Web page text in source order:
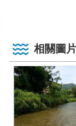
相關圖